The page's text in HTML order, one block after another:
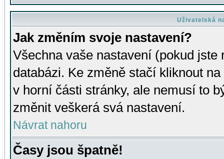
Uživatelská
Jak změním svoje nastavení?
Všechna vaše nastavení (pokud
databázi. Ke změně stačí kliknout
v horní části stránky, ale nemusí to
změnit veškerá svá nastavení.
Návrat nahoru
Časy jsou špatně!